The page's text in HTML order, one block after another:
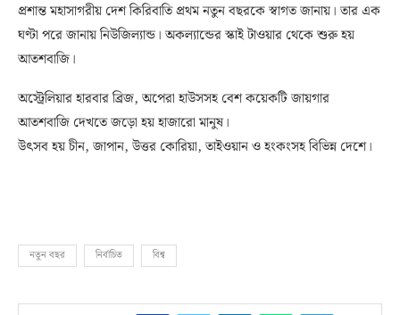
প্রশান্ত মহাসাগরীয় দেশ কিরিবাতি প্রথম নতুন বছরকে স্বাগত জানায়। তার এক
ঘণ্টা পরে জানায় নিউজিল্যান্ড। অকল্যান্ডের স্কাই টাওয়ার থেকে শুরু হয়
আতশবাজি।
অস্ট্রেলিয়ার হারবার ব্রিজ, অপেরা হাউসসহ বেশ কয়েকটি জায়গার
আতশবাজি দেখতে জড়ো হয় হাজারো মানুষ।
উৎসব হয় চীন, জাপান, উত্তর কোরিয়া, তাইওয়ান ও হংকংসহ বিভিন্ন দেশে।
নতুন বছর নির্বাচিত বিশ্ব